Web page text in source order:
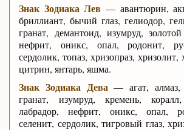
Знак Зодиака Лев — авантюрин,
бриллиант, бычий глаз, гелиодор,
гранат, демантоид, изумруд,
нефрит, оникс, опал, родонит,
сердолик, топаз, хризопраз, хризолит,
цитрин, янтарь, яшма.
Знак Зодиака Дева — агат, алмаз,
гранат, изумруд, кремень,
лабрадор, нефрит, оникс, опал,
селенит, сердолик, тигровый глаз,